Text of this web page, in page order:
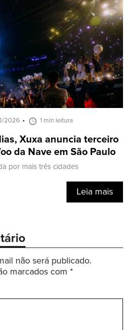
2026 1 min leitura
Xuxa anuncia terceiro
da Nave em São Paulo
por mais três cidades
Leia mais
não será publicado.
marcados com *